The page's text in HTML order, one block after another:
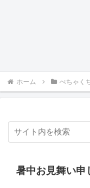
ホーム ぺちゃく
暑中お見舞い申